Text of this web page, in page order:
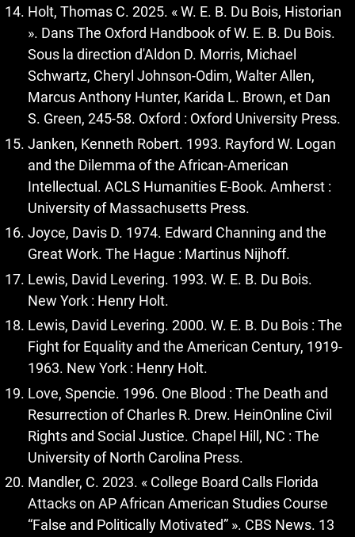
Holt, Thomas C. 2025. « W. E. B. Du Bois, Historian
». Dans The Oxford Handbook of W. E. B. Du Bois.
Sous la direction d'Aldon D. Morris, Michael
Schwartz, Cheryl Johnson-Odim, Walter Allen,
Marcus Anthony Hunter, Karida L. Brown, et Dan
S. Green, 245‑58. Oxford : Oxford University Press.
Janken, Kenneth Robert. 1993. Rayford W. Logan
and the Dilemma of the African-American
Intellectual. ACLS Humanities E-Book. Amherst :
University of Massachusetts Press.
Joyce, Davis D. 1974. Edward Channing and the
Great Work. The Hague : Martinus Nijhoff.
Lewis, David Levering. 1993. W. E. B. Du Bois.
New York : Henry Holt.
Lewis, David Levering. 2000. W. E. B. Du Bois : The
Fight for Equality and the American Century, 1919-
1963. New York : Henry Holt.
Love, Spencie. 1996. One Blood : The Death and
Resurrection of Charles R. Drew. HeinOnline Civil
Rights and Social Justice. Chapel Hill, NC : The
University of North Carolina Press.
Mandler, C. 2023. « College Board Calls Florida
Attacks on AP African American Studies Course
“False and Politically Motivated” ». CBS News. 13